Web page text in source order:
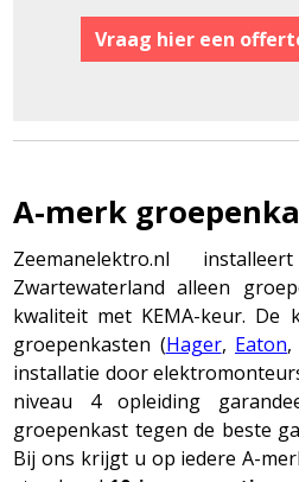
Vraag hier een
A-merk
Zeemanelektro.nl
Zwartewaterland alleen
kwaliteit met KEMA-keur. De
groepenkasten (Hager, Eaton,
installatie door
niveau 4 opleiding
groepenkast tegen de beste
Bij ons krijgt u op iedere A-